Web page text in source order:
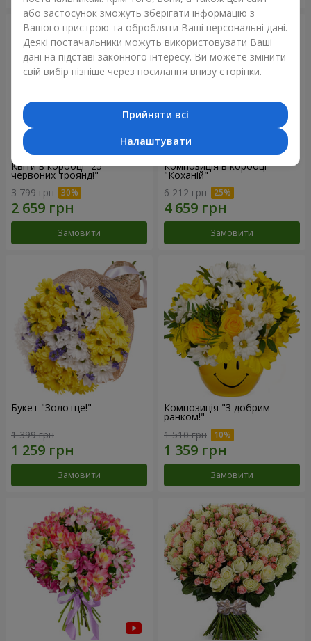
Квіти в коробці "25
червоних троянд!"
3 799 грн
Замовити
Композиція в коробці
"Коханій"
6 212 грн
Замовити
Букет "Золотце!"
1 399 грн
Замовити
Композиція "З добрим
ранком!"
1 510 грн
Замовити
або застосунок зможуть зберігати інформацію з
Вашого пристрою та обробляти Ваші персональні дані.
Деякі постачальники можуть використовувати Ваші
дані на підставі законного інтересу. Ви можете змінити
свій вибір пізніше через посилання внизу сторінки.
Прийняти всі
Налаштувати